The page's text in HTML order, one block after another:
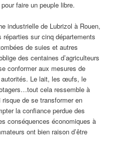
faire un peuple libre.
industrielle de Lubrizol à Rouen,
sur cinq départements
de suies et autres
des centaines d’agriculteurs
conformer aux mesures de
Le lait, les œufs, le
cela ressemble à
de se transformer en
la confiance perdue des
conséquences économiques à
ont bien raison d’être